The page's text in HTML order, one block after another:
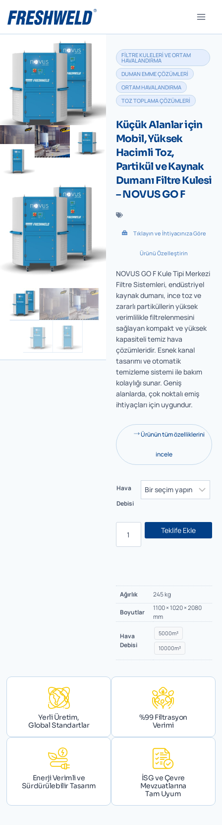
FILTRE KULELERI VE ORTAM
HAVALANDIRMA
DUMAN EMME ÇÖZÜMLERI
ORTAM HAVALANDIRMA
TOZ TOPLAMA ÇÖZÜMLERI
Küçük Alanlar için
Mobil, Yüksek
Hacimli Toz,
Partikül ve Kaynak
Dumanı Filtre Kulesi
– NOVUS GO F
Tıklayın ve İhtiyacınıza Göre
Ürünü Özelleştirin
NOVUS GO F Kule Tipi Merkezi
Filtre Sistemleri, endüstriyel
kaynak dumanı, ince toz ve
zararlı partiküllerin yüksek
verimlilikle filtrelenmesini
sağlayan kompakt ve yüksek
kapasiteli temiz hava
çözümleridir. Esnek kanal
tasarımı ve otomatik
temizleme sistemi ile bakım
kolaylığı sunar. Geniş
alanlarda, çok noktalı emiş
ihtiyaçları için uygundur.
Ürünün tüm özelliklerini
incele
Hava
Debisi
Teklife Ekle
Ağırlık 245 kg
Boyutlar
1100 × 1020 × 2080
mm
Hava
Debisi
5000m³
10000m³
Yerli Üretim,
Global Standartlar
%99 Filtrasyon
Verimi
Enerji Verimli ve
Sürdürülebilir Tasarım
İSG ve Çevre
Mevzuatlarına
Tam Uyum